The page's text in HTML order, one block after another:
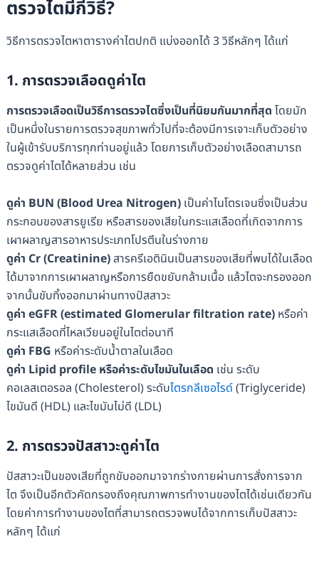
ตรวจไตมีกี่วิธี?
วิธีการตรวจไตหาตารางค่าไตปกติ แบ่งออกได้ 3 วิธีหลักๆ ได้แก่
1. การตรวจเลือดดูค่าไต
การตรวจเลือดเป็นวิธีการตรวจไตซึ่งเป็นที่นิยมกันมากที่สุด โดยมัก
เป็นหนึ่งในรายการตรวจสุขภาพทั่วไปที่จะต้องมีการเจาะเก็บตัวอย่าง
ในผู้เข้ารับบริการทุกท่านอยู่แล้ว โดยการเก็บตัวอย่างเลือดสามารถ
ตรวจดูค่าไตได้หลายส่วน เช่น
ดูค่า BUN (Blood Urea Nitrogen)เป็นค่าไนโตรเจนซึ่งเป็นส่วน
กระกอบของสารยูเรีย หรือสารของเสียในกระแสเลือดที่เกิดจากการ
เผาผลาญสารอาหารประเภทโปรตีนในร่างกาย
ดูค่า Cr (Creatinine)สารครีเอตินินเป็นสารของเสียที่พบได้ในเลือด
ได้มาจากการเผาผลาญหรือการยืดขยับกล้ามเนื้อ แล้วไตจะกรองออก
จากนั้นขับทิ้งออกมาผ่านทางปัสสาวะ
ดูค่า eGFR(estimated Glomerular filtration rate)หรือค่า
กระแสเลือดที่ไหลเวียนอยู่ในไตต่อนาที
ดูค่า FBG หรือค่าระดับน้ำตาลในเลือด
ดูค่า Lipid profile หรือค่าระดับไขมันในเลือด เช่น ระดับ
คอเลสเตอรอล (Cholesterol) ระดับไตรกลีเซอไรด์(Triglyceride)
ไขมันดี (HDL) และไขมันไม่ดี (LDL)
2. การตรวจปัสสาวะดูค่าไต
ปัสสาวะเป็นของเสียที่ถูกขับออกมาจากร่างกายผ่านการสั่งการจาก
ไต จึงเป็นอีกตัวคัดกรองถึงคุณภาพการทำงานของไตได้เช่นเดียวกัน
โดยค่าการทำงานของไตที่สามารถตรวจพบได้จากการเก็บปัสสาวะ
หลักๆ ได้แก่